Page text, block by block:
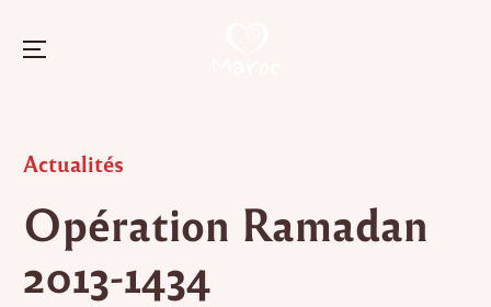
content
Menu
Posted
Actualités
Opération Ramadan
2013-1434